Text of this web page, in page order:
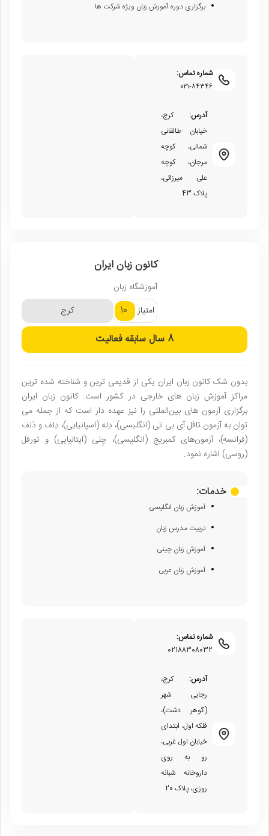
برگزاری دوره آموزش زبان ویژه شرکت ها
شماره تماس:
۰۲۱-۸۴۳۴۶
آدرس: کرج،
خیابان طالقانی
شمالی، کوچه
مرجان، کوچه
علی میرزائی،
پلاک 43
کانون زبان ایران
آموزشگاه زبان
امتیاز
10 کرج
8 سال سابقه فعالیت
بدون شک کانون زبان ایران یکی از قدیمی ترین و شناخته شده ترین
مراکز آموزش زبان های خارجی در کشور است. کانون زبان ایران
برگزاری آزمون‌ های بین‌المللی را نیز عهده ‌دار است که از جمله می
‌توان به آزمون تافل آی بی تی (انگلیسی)، دِله (اسپانیایی)، دِلف و دَلف
(فرانسه)، آزمون‌های کمبریج (انگلیسی)، چِلی (ایتالیایی) و تورفل
(روسی) اشاره نمود.
خدمات:
آموزش زبان انگلیسی
تربیت مدرس زبان
آموزش زبان چینی
آموزش زبان عربی
شماره تماس:
02188308032
آدرس: کرج،
رجایی شهر
(گوهر دشت)،
فلکه اول، ابتدای
خیابان اول غربی،
رو به روی
داروخانه شبانه
روزی، پلاک 20